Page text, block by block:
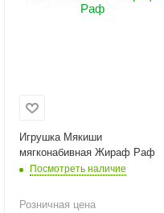
Игрушка Мякиши
мягконабивная Жираф Раф
Посмотреть наличие
Розничная цена